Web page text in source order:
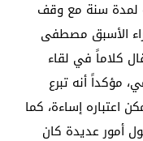
لمدة سنة مع وقف
الأسبق مصطفى
كلاماً في لقاء
مؤكداً أنه تبرع
اعتباره إساءة، كما
أمور عديدة كان